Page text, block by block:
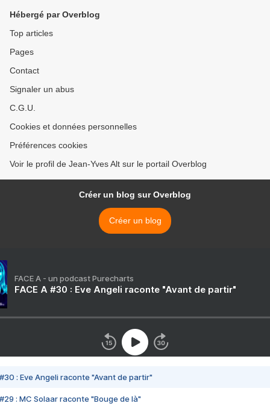
Hébergé par Overblog
Top articles
Pages
Contact
Signaler un abus
C.G.U.
Cookies et données personnelles
Préférences cookies
Voir le profil de Jean-Yves Alt sur le portail Overblog
Créer un blog sur Overblog
Créer un blog
FACE A - un podcast Purecharts
FACE A #30 : Eve Angeli raconte "Avant de partir"
#30 : Eve Angeli raconte "Avant de partir"
#29 : MC Solaar raconte "Bouge de là"